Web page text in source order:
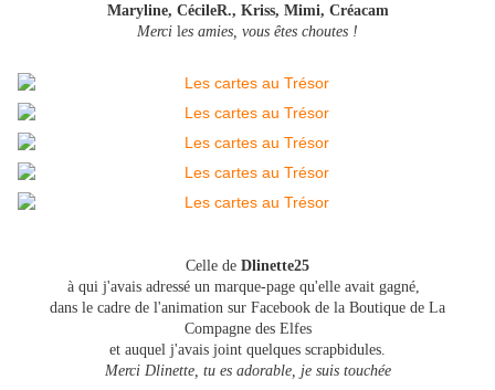
Maryline, CécileR., Kriss, Mimi, Créacam
Merci les amies, vous êtes choutes !
Celle de Dlinette25
à qui j'avais adressé un marque-page qu'elle avait gagné,
dans le cadre de l'animation sur Facebook de la Boutique de La
Compagne des Elfes
et auquel j'avais joint quelques scrapbidules.
Merci Dlinette, tu es adorable, je suis touchée